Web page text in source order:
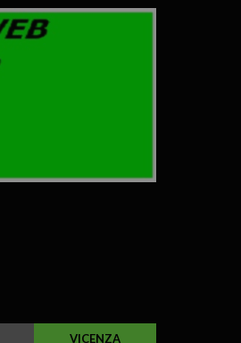
VICENZA